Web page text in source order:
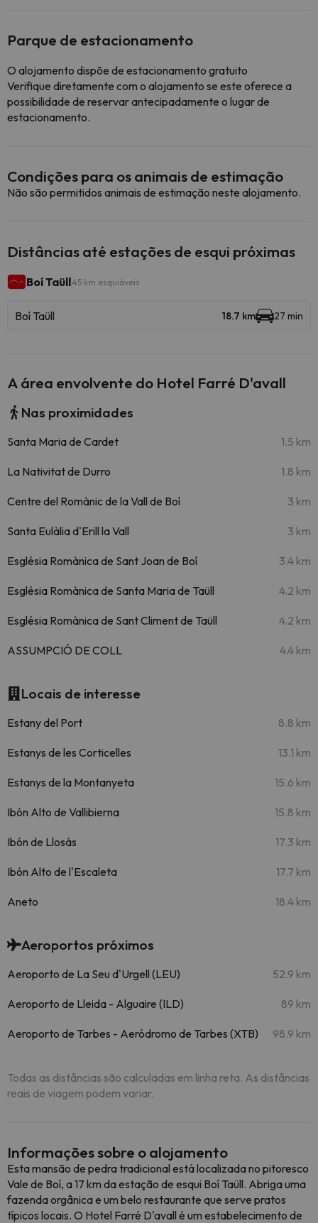
Parque de estacionamento
O alojamento dispõe de estacionamento gratuito
Verifique diretamente com o alojamento se este oferece a
possibilidade de reservar antecipadamente o lugar de
estacionamento.
Condições para os animais de estimação
Não são permitidos animais de estimação neste alojamento.
Distâncias até estações de esqui próximas
Boí Taüll45 km esquiáveis
Boí Taüll 18.7 km 27 min
A área envolvente do Hotel Farré D'avall
Nas proximidades
Santa Maria de Cardet 1.5 km
La Nativitat de Durro 1.8 km
Centre del Romànic de la Vall de Boí 3 km
Santa Eulàlia d'Erill la Vall 3 km
Església Romànica de Sant Joan de Boí 3.4 km
Església Romànica de Santa Maria de Taüll 4.2 km
Església Romànica de Sant Climent de Taüll 4.2 km
ASSUMPCIÓ DE COLL 4.4 km
Locais de interesse
Estany del Port 8.8 km
Estanys de les Corticelles 13.1 km
Estanys de la Montanyeta 15.6 km
Ibón Alto de Vallibierna 15.8 km
Ibón de Llosás 17.3 km
Ibón Alto de l'Escaleta 17.7 km
Aneto 18.4 km
Aeroportos próximos
Aeroporto de La Seu d'Urgell (LEU) 52.9 km
Aeroporto de Lleida - Alguaire (ILD) 89 km
Aeroporto de Tarbes - Aeródromo de Tarbes (XTB) 98.9 km
Todas as distâncias são calculadas em linha reta. As distâncias
reais de viagem podem variar.
Informações sobre o alojamento
Esta mansão de pedra tradicional está localizada no pitoresco
Vale de Boí, a 17 km da estação de esqui Boí Taüll. Abriga uma
fazenda orgânica e um belo restaurante que serve pratos
típicos locais. O Hotel Farré D'avall é um estabelecimento de